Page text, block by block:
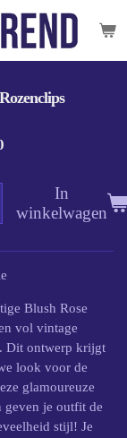
In
winkelwagen
Blush Rose
vol vintage
Dit ontwerp krijgt
look voor de
glamoureuze
geven je outfit de
stijl! Je